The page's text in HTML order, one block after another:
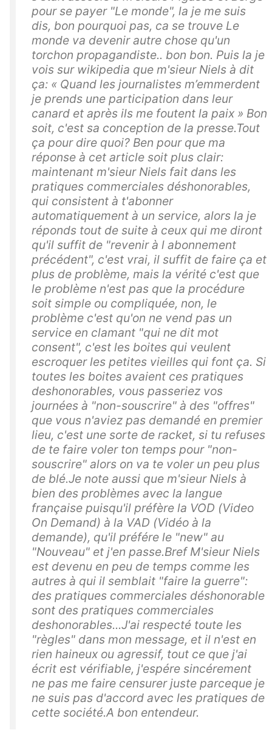
pour se payer "Le monde", la je me suis
dis, bon pourquoi pas, ca se trouve Le
monde va devenir autre chose qu'un
torchon propagandiste.. bon bon. Puis la je
vois sur wikipedia que m'sieur Niels à dit
ça: « Quand les journalistes m’emmerdent
je prends une participation dans leur
canard et après ils me foutent la paix » Bon
soit, c'est sa conception de la presse.Tout
ça pour dire quoi? Ben pour que ma
réponse à cet article soit plus clair:
maintenant m'sieur Niels fait dans les
pratiques commerciales déshonorables,
qui consistent à t'abonner
automatiquement à un service, alors la je
réponds tout de suite à ceux qui me diront
qu'il suffit de "revenir à l abonnement
précédent", c'est vrai, il suffit de faire ça et
plus de problème, mais la vérité c'est que
le problème n'est pas que la procédure
soit simple ou compliquée, non, le
problème c'est qu'on ne vend pas un
service en clamant "qui ne dit mot
consent", c'est les boites qui veulent
escroquer les petites vieilles qui font ça. Si
toutes les boites avaient ces pratiques
deshonorables, vous passeriez vos
journées à "non-souscrire" à des "offres"
que vous n'aviez pas demandé en premier
lieu, c'est une sorte de racket, si tu refuses
de te faire voler ton temps pour "non-
souscrire" alors on va te voler un peu plus
de blé.Je note aussi que m'sieur Niels à
bien des problèmes avec la langue
française puisqu'il préfère la VOD (Video
On Demand) à la VAD (Vidéo à la
demande), qu'il préfére le "new" au
"Nouveau" et j'en passe.Bref M'sieur Niels
est devenu en peu de temps comme les
autres à qui il semblait "faire la guerre":
des pratiques commerciales déshonorable
sont des pratiques commerciales
deshonorables...J'ai respecté toute les
"règles" dans mon message, et il n'est en
rien haineux ou agressif, tout ce que j'ai
écrit est vérifiable, j'espére sincérement
ne pas me faire censurer juste parceque je
ne suis pas d'accord avec les pratiques de
cette société.A bon entendeur.